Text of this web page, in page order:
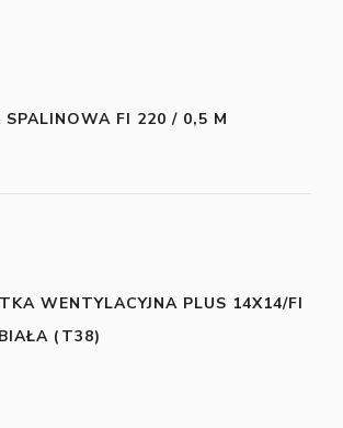
SPALINOWA FI 220 / 0,5 M
WENTYLACYJNA PLUS 14X14/FI
(T38)